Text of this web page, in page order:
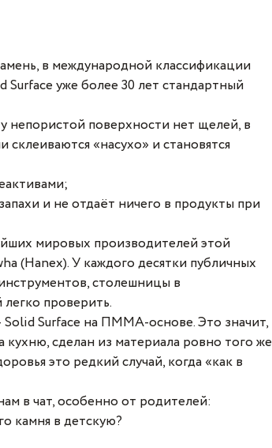
в международной классификации
Surface уже более 30 лет стандартный
поверхности нет щелей, в
«насухо» и становятся
и не отдаёт ничего в продукты при
мировых производителей этой
(Hanex). У каждого десятки публичных
столешницы в
проверить.
Surface на ПММА-основе. Это значит,
сделан из материала ровно того же
это редкий случай, когда «как в
в чат, особенно от родителей:
камня в детскую?